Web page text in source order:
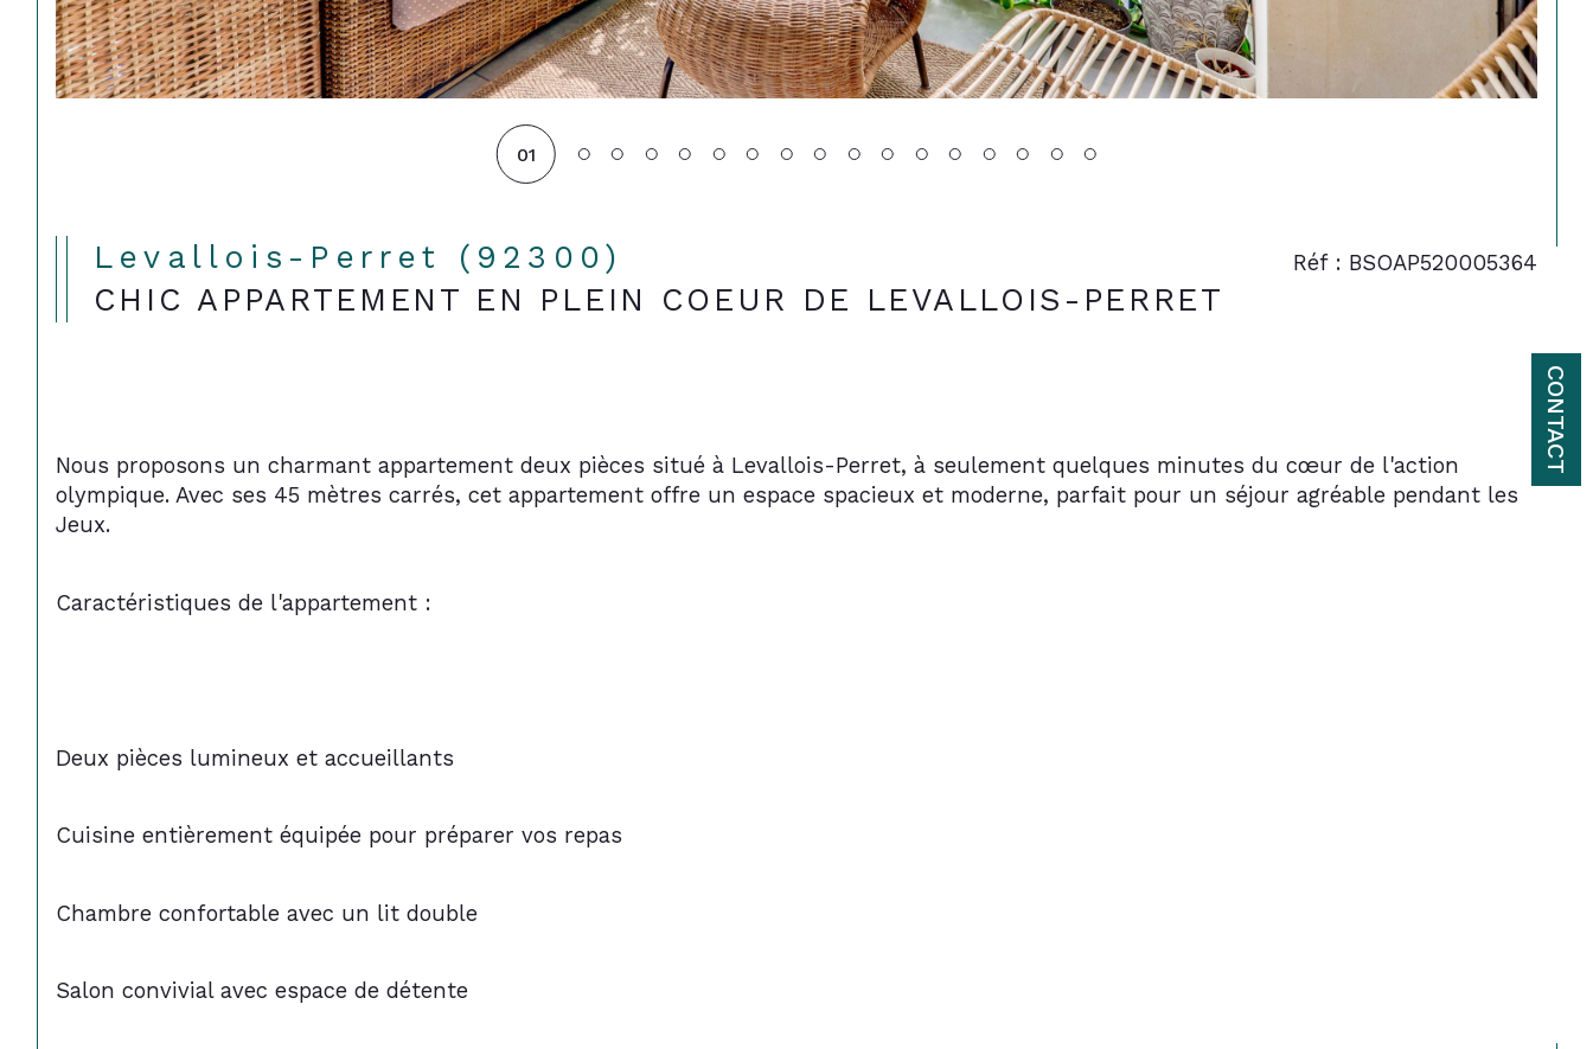
CONTACT
01
Levallois-Perret (92300)
CHIC APPARTEMENT EN PLEIN COEUR DE LEVALLOIS-PERRET
Réf : BSOAP520005364
Nous proposons un charmant appartement deux pièces situé à Levallois-Perret, à seulement quelques minutes du cœur de l'action
olympique. Avec ses 45 mètres carrés, cet appartement offre un espace spacieux et moderne, parfait pour un séjour agréable pendant les
Jeux.
Caractéristiques de l'appartement :
Deux pièces lumineux et accueillants
Cuisine entièrement équipée pour préparer vos repas
Chambre confortable avec un lit double
Salon convivial avec espace de détente